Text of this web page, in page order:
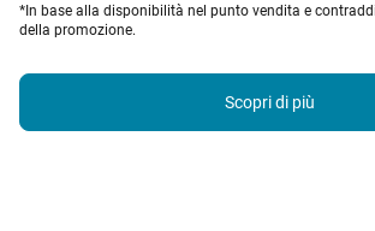
*In base alla disponibilità nel punto vendita e
della promozione.
Scopri di più